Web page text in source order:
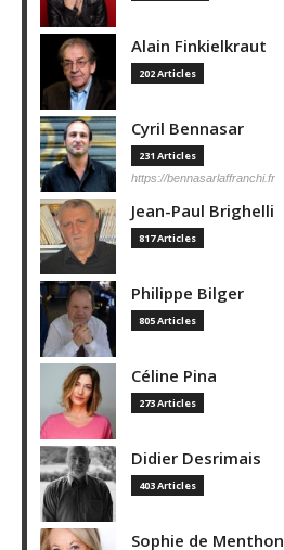
Alain Finkielkraut
202 Articles
Cyril Bennasar
231 Articles
https://bennasarlaffranchi.fr
Jean-Paul Brighelli
817 Articles
Philippe Bilger
805 Articles
Céline Pina
273 Articles
Didier Desrimais
403 Articles
Sophie de Menthon